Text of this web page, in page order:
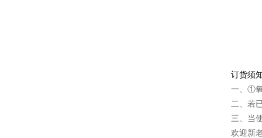
订货须
一、①
二、若
三、当
欢迎新